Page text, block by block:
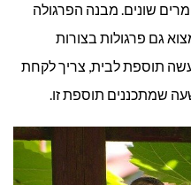
שונים. מבנה הפרגולה
גם פרגולות בצורות
תוספת לבית, צריך לקחת
שמתכננים תוספת זו.